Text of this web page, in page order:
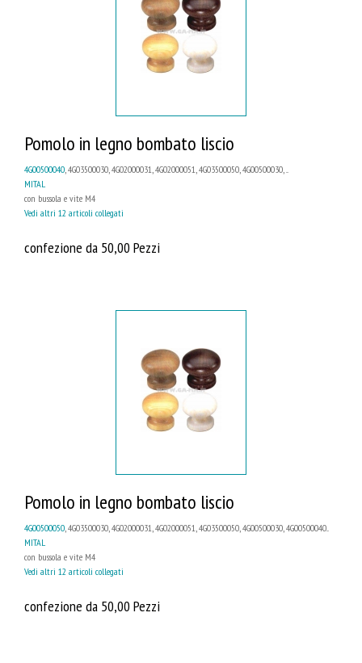
Pomolo in legno bombato liscio
4G00500040 , 4G03500030, 4G02000031, 4G02000051, 4G03500050, 4G00500030, ...
MITAL
con bussola e vite M4
Vedi altri 12 articoli collegati
confezione da 50,00 Pezzi
Pomolo in legno bombato liscio
4G00500050, 4G03500030, 4G02000031, 4G02000051, 4G03500050, 4G00500030, 4G00500040...
MITAL
con bussola e vite M4
Vedi altri 12 articoli collegati
confezione da 50,00 Pezzi